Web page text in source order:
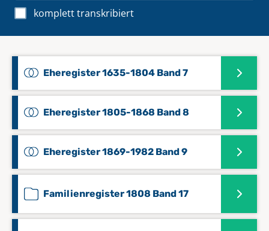
komplett transkribiert
Eheregister 1635-1804 Band 7
Eheregister 1805-1868 Band 8
Eheregister 1869-1982 Band 9
Familienregister 1808 Band 17